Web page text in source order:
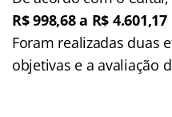
R$ 998,68 a R$ 4.601,17
Foram realizadas duas
objetivas e a avaliação